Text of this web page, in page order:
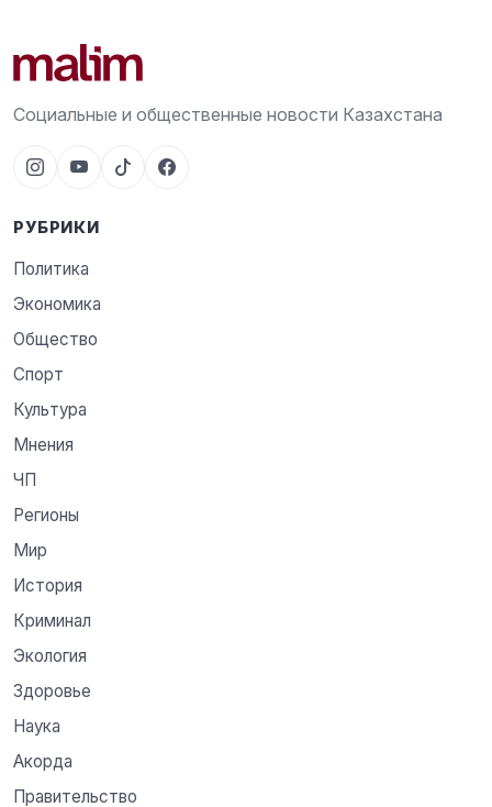
Социальные и общественные новости Казахстана
РУБРИКИ
Политика
Экономика
Общество
Спорт
Культура
Мнения
ЧП
Регионы
Мир
История
Криминал
Экология
Здоровье
Наука
Акорда
Правительство